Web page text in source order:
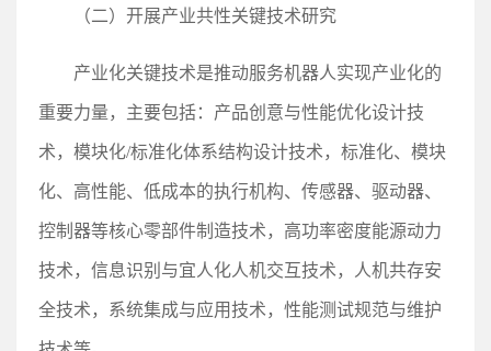
（二）开展产业共性关键技术研究
产业化关键技术是推动服务机器人实现产业化的
重要力量，主要包括：产品创意与性能优化设计技
术，模块化/标准化体系结构设计技术，标准化、模块
化、高性能、低成本的执行机构、传感器、驱动器、
控制器等核心零部件制造技术，高功率密度能源动力
技术，信息识别与宜人化人机交互技术，人机共存安
全技术，系统集成与应用技术，性能测试规范与维护